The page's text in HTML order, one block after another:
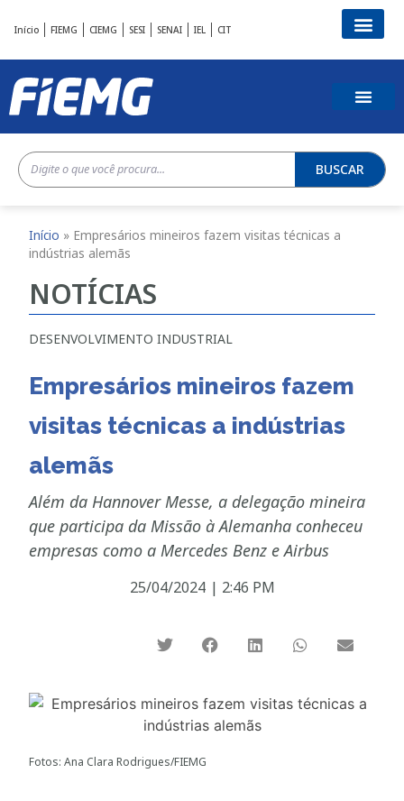
Início FIEMG CIEMG SESI SENAI IEL CIT
BUSCAR
Início » Empresários mineiros fazem visitas técnicas a
indústrias alemãs
NOTÍCIAS
DESENVOLVIMENTO INDUSTRIAL
Empresários mineiros fazem
visitas técnicas a indústrias
alemãs
Além da Hannover Messe, a delegação mineira
que participa da Missão à Alemanha conheceu
empresas como a Mercedes Benz e Airbus
25/04/2024 | 2:46 PM
Fotos: Ana Clara Rodrigues/FIEMG